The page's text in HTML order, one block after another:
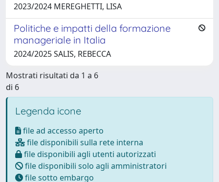
2023/2024 MEREGHETTI, LISA
Politiche e impatti della formazione
manageriale in Italia
2024/2025 SALIS, REBECCA
Mostrati risultati da 1 a 6
di 6
Legenda icone
file ad accesso aperto
file disponibili sulla rete interna
file disponibili agli utenti autorizzati
file disponibili solo agli amministratori
file sotto embargo